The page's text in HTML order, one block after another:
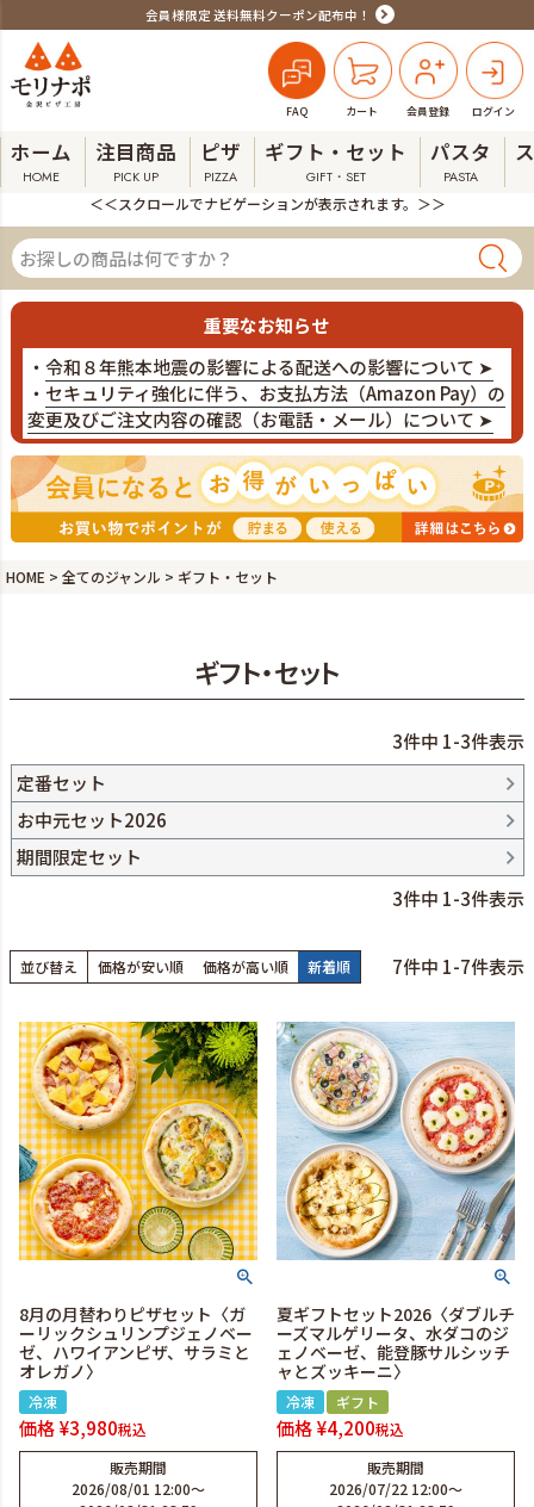
会員様限定 送料無料クーポン配布中！
FAQ カート 会員登録 ログイン
ホーム
HOME
注目商品
PICK UP
ピザ
PIZZA
ギフト・セット
GIFT・SET
パスタ
PASTA
＜＜スクロールでナビゲーションが表示されます。＞＞
重要なお知らせ
・ 令和８年熊本地震の影響による配送への影響について ➤
・ セキュリティ強化に伴う、お支払方法（Amazon Pay）の
変更及びご注文内容の確認（お電話・メール）について ➤
HOME 全てのジャンル ギフト・セット
ギフト・セット
3件中 1-3件表示
定番セット
お中元セット2026
期間限定セット
3件中 1-3件表示
並び替え 価格が安い順 価格が高い順 新着順 7件中 1-7件表示
8月の月替わりピザセット〈ガ
ーリックシュリンプジェノベー
ゼ、ハワイアンピザ、サラミと
オレガノ〉
冷凍
価格¥3,980税込
販売期間
2026/08/01 12:00〜
夏ギフトセット2026〈ダブルチ
ーズマルゲリータ、水ダコのジ
ェノベーゼ、能登豚サルシッチ
ャとズッキーニ〉
冷凍 ギフト
価格¥4,200税込
販売期間
2026/07/22 12:00〜